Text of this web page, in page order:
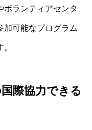
ボランティアセンタ
加可能なプログラム
際協力できる